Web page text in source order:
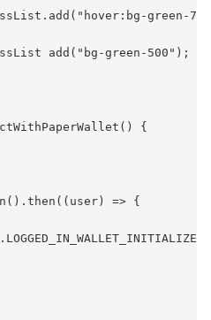
green-
add("bg-green-500");
{
=> {